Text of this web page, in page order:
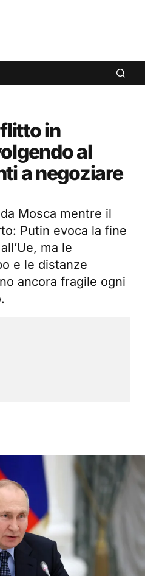
in
al
a negoziare
Mosca mentre il
Putin evoca la fine
ma le
e le distanze
ancora fragile ogni